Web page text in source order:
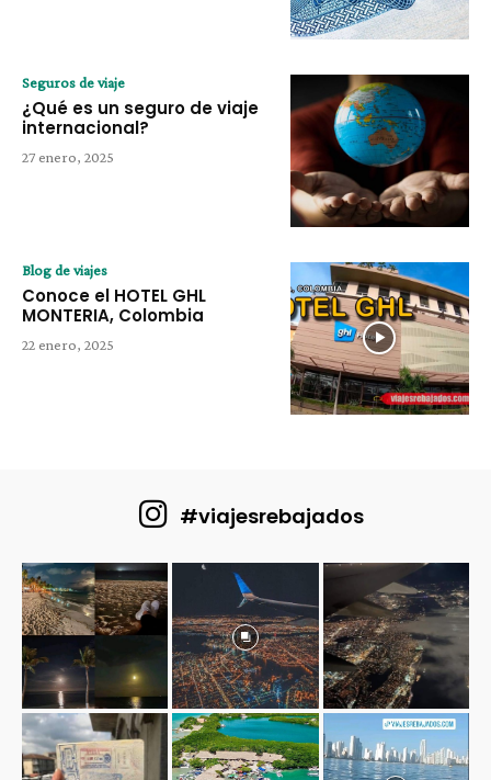
Seguros de viaje
¿Qué es un seguro de viaje
internacional?
27 enero, 2025
Blog de viajes
Conoce el HOTEL GHL
MONTERIA, Colombia
22 enero, 2025
#viajesrebajados